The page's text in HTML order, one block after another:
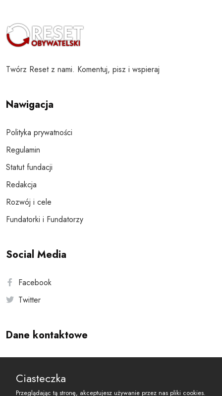
Twórz Reset z nami. Komentuj, pisz i wspieraj
Nawigacja
Polityka prywatności
Regulamin
Statut fundacji
Redakcja
Rozwój i cele
Fundatorki i Fundatorzy
Social Media
Facebook
Twitter
Dane kontaktowe
reset@resetobywatelski.pl
Ciasteczka
Przeglądając tą stronę, akceptujesz używanie przez nas pliki cookies.